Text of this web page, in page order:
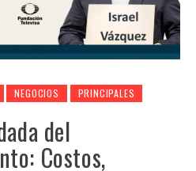
NEGOCIOS PRINCIPALES
del
Costos,